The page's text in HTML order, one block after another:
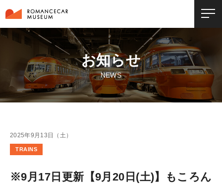
お知らせ
NEWS
2025年9月13日（土）
TRAINS
※9月17日更新【9月20日(土)】もころん